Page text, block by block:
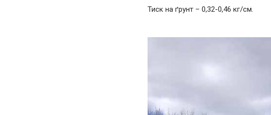
Тиск на ґрунт – 0,32-0,46 кг/см.